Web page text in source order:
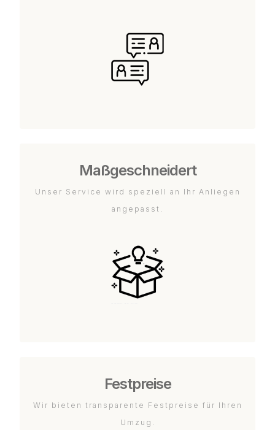
Maßgeschneidert
Unser Service wird speziell an Ihr Anliegen
angepasst.
Festpreise
Wir bieten transparente Festpreise für Ihren
Umzug.